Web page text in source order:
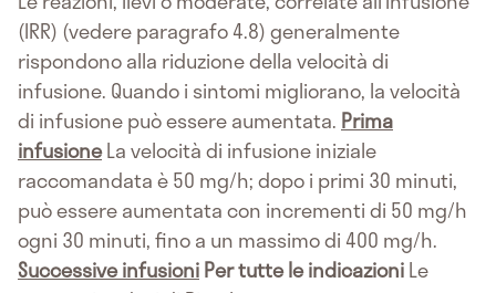
(IRR) (vedere paragrafo 4.8) generalmente
rispondono alla riduzione della velocità di
infusione. Quando i sintomi migliorano, la velocità
di infusione può essere aumentata. Prima
infusioneLa velocità di infusione iniziale
raccomandata è 50 mg/h; dopo i primi 30 minuti,
può essere aumentata con incrementi di 50 mg/h
ogni 30 minuti, fino a un massimo di 400 mg/h.
Successive infusioniPer tutte le indicazioniLe